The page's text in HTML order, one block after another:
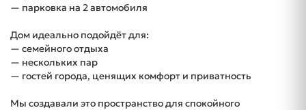
— парковка на 2 автомобиля
Дом идеально подойдёт для:
— семейного отдыха
— нескольких пар
— гостей города, ценящих комфорт и приватность
Мы создавали это пространство для спокойного